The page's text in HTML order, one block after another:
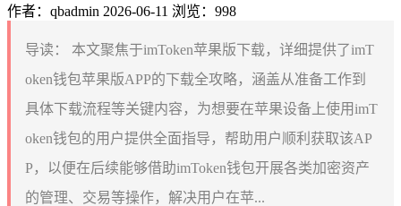
作者：qbadmin 2026-06-11 浏览：998
导读：
本文聚焦于imToken苹果版下载，详细提供了imT
oken钱包苹果版APP的下载全攻略，涵盖从准备工作到
具体下载流程等关键内容，为想要在苹果设备上使用imT
oken钱包的用户提供全面指导，帮助用户顺利获取该AP
P，以便在后续能够借助imToken钱包开展各类加密资产
的管理、交易等操作，解决用户在苹...